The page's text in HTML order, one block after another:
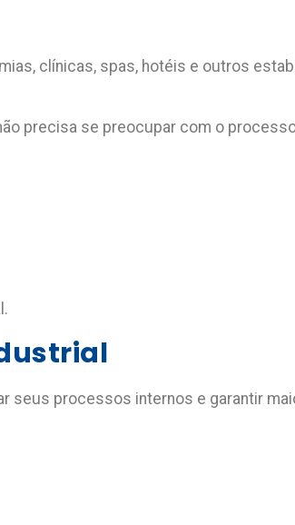
clínicas, spas, hotéis e outros
precisa se preocupar com o
seus processos internos e garantir